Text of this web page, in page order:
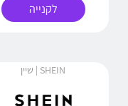
לקנייה
SHEIN | שיין